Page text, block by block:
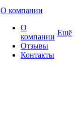
О компании
О
компании
Отзывы
Контакты
Ещё